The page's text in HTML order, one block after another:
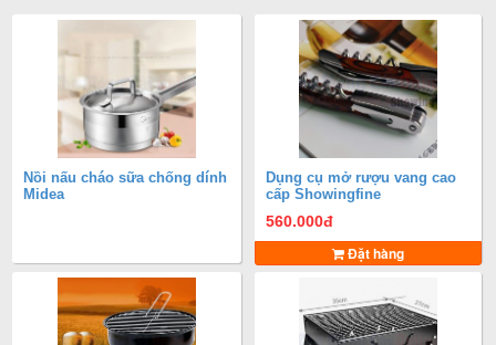
Nồi nấu cháo sữa chống dính
Midea
Dụng cụ mở rượu vang cao
cấp Showingfine
560.000đ
Đặt hàng